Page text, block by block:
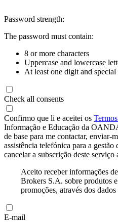
Password strength:
The password must contain:
8 or more characters
Uppercase and lowercase
At least one digit and special
Check all consents
Confirmo que li e aceitei os
Informação e Educação da
de base para me contactar, enviar-
assistência telefónica para a
cancelar a subscrição deste
Aceito receber informações
Brokers S.A. sobre produtos
promoções, através dos
E-mail